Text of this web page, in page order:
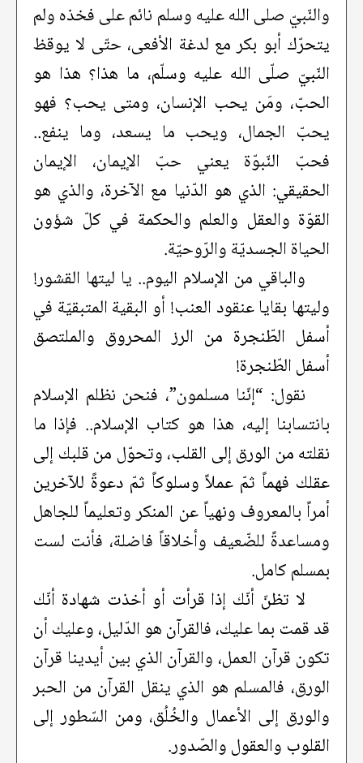
والنّبيّ صلى الله عليه وسلم نائم على فخذه ولم
يتحرّك أبو بكر مع لدغة الأفعى، حتّى لا يوقظ
النّبيّ صلّى الله عليه وسلّم، ما هذا؟ هذا هو
الحبّ، ومَن يحب الإنسان، ومتى يحب؟ فهو
يحبّ الجمال، ويحب ما يسعد، وما ينفع..
فحبّ النّبوّة يعني حبّ الإيمان، الإيمان
الحقيقي: الذي هو الدّنيا مع الآخرة، والذي هو
القوّة والعقل والعلم والحكمة في كلّ شؤون
الحياة الجسديّة والرّوحيّة.
والباقي من الإسلام اليوم.. يا ليتها القشور!
وليتها بقايا عنقود العنب! أو البقية المتبقيّة في
أسفل الطّنجرة من الرز المحروق والملتصق
أسفل الطّنجرة!
نقول: “إنّنا مسلمون”، فنحن نظلم الإسلام
بانتسابنا إليه، هذا هو كتاب الإسلام.. فإذا ما
نقلته من الورق إلى القلب، وتحوّل من قلبك إلى
عقلك فهماً ثمّ عملاً وسلوكاً ثمّ دعوةً للآخرين
أمراً بالمعروف ونهياً عن المنكر وتعليماً للجاهل
ومساعدةً للضّعيف وأخلاقاً فاضلة، فأنت لست
بمسلم كامل.
لا تظنّ أنّك إذا قرأت أو أخذت شهادة أنّك
قد قمت بما عليك، فالقرآن هو الدّليل، وعليك أن
تكون قرآن العمل، والقرآن الذي بين أيدينا قرآن
الورق، فالمسلم هو الذي ينقل القرآن من الحبر
والورق إلى الأعمال والخُلُق، ومن السّطور إلى
القلوب والعقول والصّدور.